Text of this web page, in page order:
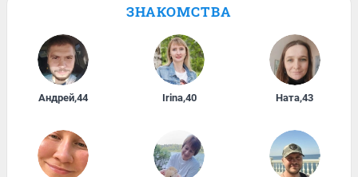
ЗНАКОМСТВА
Андрей,44 Irina,40 Ната,43